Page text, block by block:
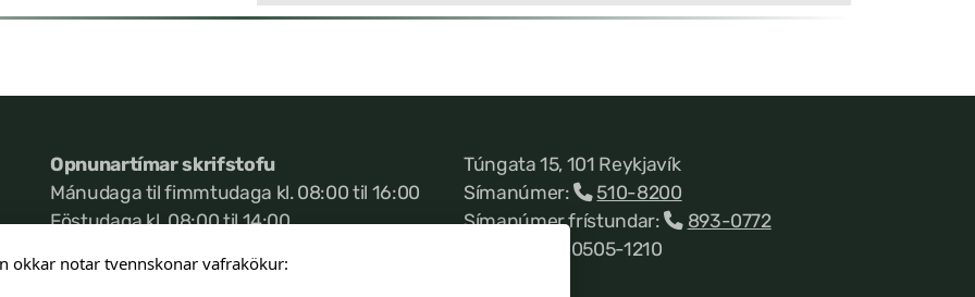
Opnunartímar skrifstofu
Mánudaga til fimmtudaga kl. 08:00 til 16:00
Föstudaga kl. 08:00 til 14:00
Túngata 15, 101 Reykjavík
Símanúmer:
510-8200
Símanúmer frístundar:
893-0772
Kennitala 660505-1210
okkar notar tvennskonar vafrakökur: